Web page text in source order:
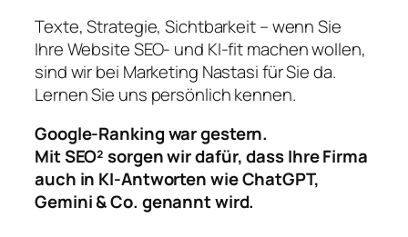
Texte, Strategie, Sichtbarkeit – wenn Sie
Ihre Website SEO- und KI-fit machen wollen,
sind wir bei Marketing Nastasi für Sie da.
Lernen Sie uns persönlich kennen.
Google-Ranking war gestern.
MitSEO²sorgen wir dafür, dass Ihre Firma
auch in KI-Antwortenwie ChatGPT,
Gemini & Co. genannt wird.